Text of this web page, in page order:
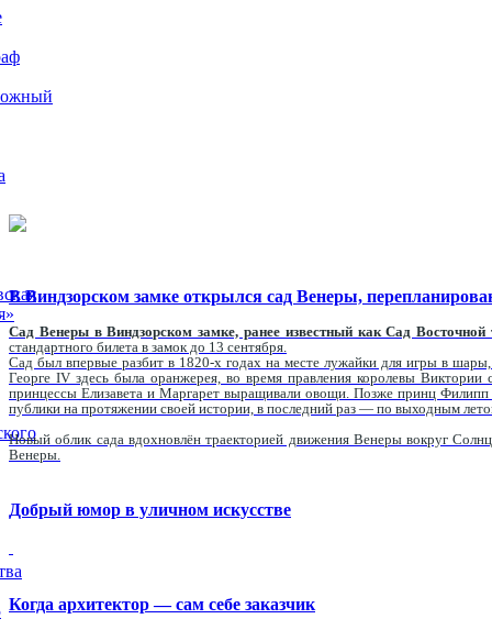
В Виндзорском замке открылся сад Венеры,
Сад Венеры в Виндзорском замке, ранее известный как Сад
стандартного билета в замок до 13 сентября.
Сад был впервые разбит в 1820-х годах на месте лужайки для игры в
Георге IV здесь была оранжерея, во время правления королевы
принцессы Елизавета и Маргарет выращивали овощи. Позже принц Филипп
публики на протяжении своей истории, в последний раз — по выходным
Новый облик сада вдохновлён траекторией движения Венеры вокруг
Венеры.
Добрый юмор в уличном искусстве
Когда архитектор — сам себе заказчик